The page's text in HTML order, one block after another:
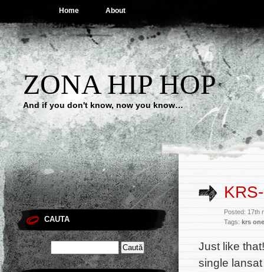
Home About
ZONA HIP HOP
And if you don't know, now you know…
CAUTA
Posted: 17th
Tags: krs one
Just like
single